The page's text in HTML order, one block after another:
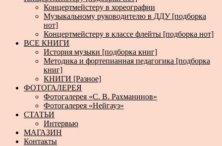
Концертмейстеру в хореографии
Музыкальному руководителю в ДДУ [подборка
нот]
Концертмейстеру в классе флейты [подборка нот]
ВСЕ КНИГИ
История музыки [подборка книг]
Методика и фортепианная педагогика [подборка
книг]
КНИГИ [Разное]
ФОТОГАЛЕРЕЯ
Фотогалерея «С. В. Рахманинов»
Фотогалерея «Нейгауз»
СТАТЬИ
Интервью
МАГАЗИН
Контакты